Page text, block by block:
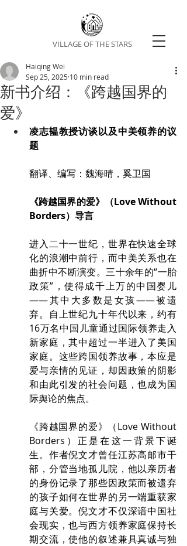
VILLAGE OF THE STARS
新书介绍：《跨越国界的
爱》
Haiqing Wei
Sep 25, 2025 10 min read
凌志韫教授访谈以及中美领养的议
题
翻译、编写：魏海晴，奚卫国
《跨越国界的爱》（Love Without
Borders）导言
进入二十一世纪，世界在快速全球
化的浪潮中前行，而中美关系也在
曲折中不断演变。三十余年的“一胎
政策”，使得成千上万的中国婴儿
——其中大多数是女孩——被遗
弃。自上世纪九十年代以来，约有
16万名中国儿童通过国际领养走入
新家庭，其中超过一半进入了美国
家庭。这些跨国领养故事，本应是
爱与亲情的见证，却因政策的阴影
和由此引发的社会问题，也成为国
际舆论的焦点。
《跨越国界的爱》（Love Without
Borders）正是在这一背景下诞
生。作者倪文才曾任江苏高邮市干
部，分管当地孤儿院，他以亲历者
的身份记录了那些因政策而被遗弃
的孩子如何在世界的另一端重获家
庭与关爱。倪文才不仅深谙中国社
会现实，也与西方领养家庭保持长
期交流，使他的叙述兼具真诚与独